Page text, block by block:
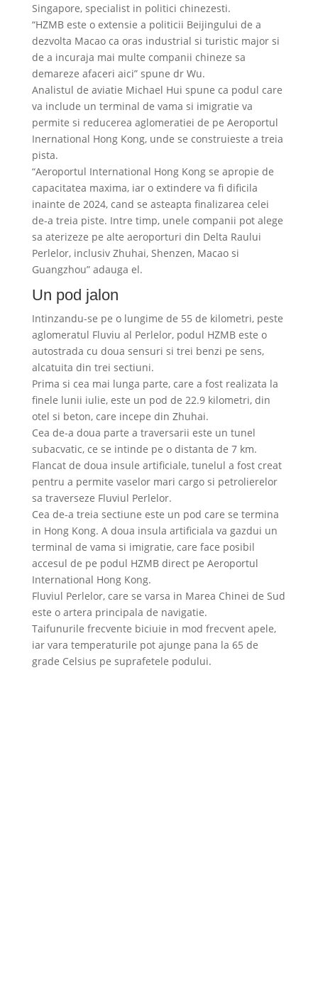
Singapore, specialist in politici chinezesti.
“HZMB este o extensie a politicii Beijingului de a
dezvolta Macao ca oras industrial si turistic major si
de a incuraja mai multe companii chineze sa
demareze afaceri aici” spune dr Wu.
Analistul de aviatie Michael Hui spune ca podul care
va include un terminal de vama si imigratie va
permite si reducerea aglomeratiei de pe Aeroportul
Inernational Hong Kong, unde se construieste a treia
pista.
“Aeroportul International Hong Kong se apropie de
capacitatea maxima, iar o extindere va fi dificila
inainte de 2024, cand se asteapta finalizarea celei
de-a treia piste. Intre timp, unele companii pot alege
sa aterizeze pe alte aeroporturi din Delta Raului
Perlelor, inclusiv Zhuhai, Shenzen, Macao si
Guangzhou” adauga el.
Un pod jalon
Intinzandu-se pe o lungime de 55 de kilometri, peste
aglomeratul Fluviu al Perlelor, podul HZMB este o
autostrada cu doua sensuri si trei benzi pe sens,
alcatuita din trei sectiuni.
Prima si cea mai lunga parte, care a fost realizata la
finele lunii iulie, este un pod de 22.9 kilometri, din
otel si beton, care incepe din Zhuhai.
Cea de-a doua parte a traversarii este un tunel
subacvatic, ce se intinde pe o distanta de 7 km.
Flancat de doua insule artificiale, tunelul a fost creat
pentru a permite vaselor mari cargo si petrolierelor
sa traverseze Fluviul Perlelor.
Cea de-a treia sectiune este un pod care se termina
in Hong Kong. A doua insula artificiala va gazdui un
terminal de vama si imigratie, care face posibil
accesul de pe podul HZMB direct pe Aeroportul
International Hong Kong.
Fluviul Perlelor, care se varsa in Marea Chinei de Sud
este o artera principala de navigatie.
Taifunurile frecvente biciuie in mod frecvent apele,
iar vara temperaturile pot ajunge pana la 65 de
grade Celsius pe suprafetele podului.